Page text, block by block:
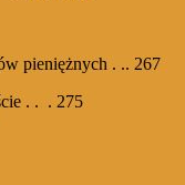
pieniężnych . .. 267
. . . 275